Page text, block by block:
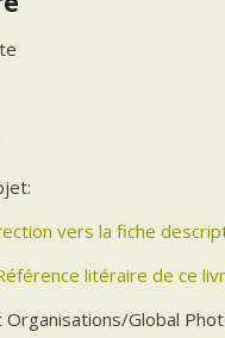
vers la fiche
litéraire de ce
Global